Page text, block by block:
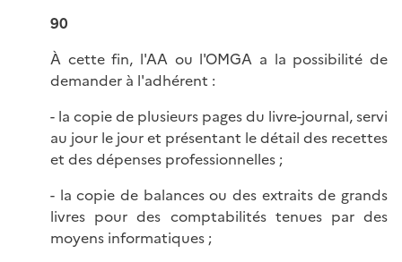
90
À cette fin, l'AA ou l'OMGA a la possibilité de
demander à l'adhérent :
- la copie de plusieurs pages du livre-journal, servi
au jour le jour et présentant le détail des recettes
et des dépenses professionnelles ;
- la copie de balances ou des extraits de grands
livres pour des comptabilités tenues par des
moyens informatiques ;